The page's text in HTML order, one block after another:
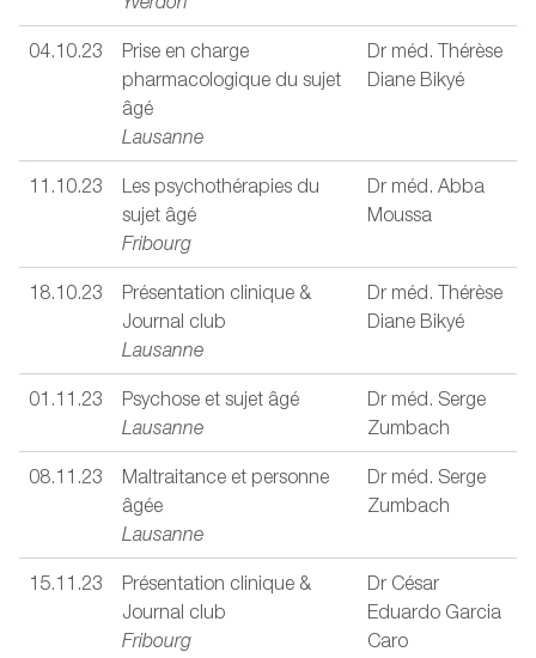
04.10.23
Prise en charge
pharmacologique du sujet
âgé
Lausanne
Dr méd. Thérèse
Diane Bikyé
11.10.23
Les psychothérapies du
sujet âgé
Fribourg
Dr méd. Abba
Moussa
18.10.23
Présentation clinique &
Journal club
Lausanne
Dr méd. Thérèse
Diane Bikyé
01.11.23
Psychose et sujet âgé
Lausanne
Dr méd. Serge
Zumbach
08.11.23
Maltraitance et personne
âgée
Lausanne
Dr méd. Serge
Zumbach
15.11.23
Présentation clinique &
Journal club
Fribourg
Dr César
Eduardo Garcia
Caro